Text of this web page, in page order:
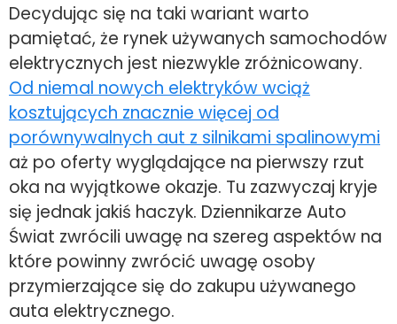
Decydując się na taki wariant warto
pamiętać, że rynek używanych samochodów
elektrycznych jest niezwykle zróżnicowany.
Od niemal nowych elektryków wciąż
kosztujących znacznie więcej od
porównywalnych aut z silnikami spalinowymi
aż po oferty wyglądające na pierwszy rzut
oka na wyjątkowe okazje. Tu zazwyczaj kryje
się jednak jakiś haczyk. Dziennikarze Auto
Świat zwrócili uwagę na szereg aspektów na
które powinny zwrócić uwagę osoby
przymierzające się do zakupu używanego
auta elektrycznego.